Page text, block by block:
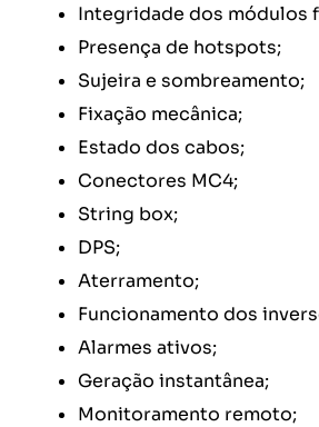
Integridade dos módulos
Presença de hotspots;
Sujeira e sombreamento;
Fixação mecânica;
Estado dos cabos;
Conectores MC4;
String box;
DPS;
Aterramento;
Funcionamento dos
Alarmes ativos;
Geração instantânea;
Monitoramento remoto;